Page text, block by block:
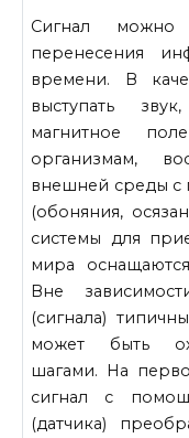
Сигнал можно
перенесения
времени. В
высту­пать
магнитное
организмам,
внешней среды с
(обоняния,
системы для
мира
Вне
(сигнала)
может быть
шагами. На
сигнал с
(датчика)